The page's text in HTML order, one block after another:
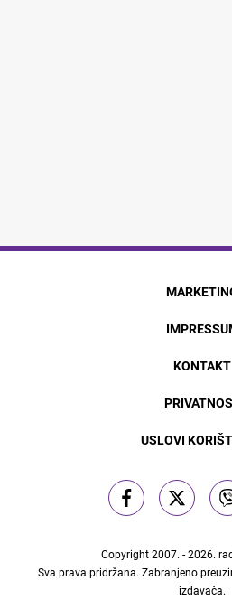
KONTAKT
USLOVI
Copyright 2007. - 2026.
Sva prava pridržana. Zabranjeno
izdavača.